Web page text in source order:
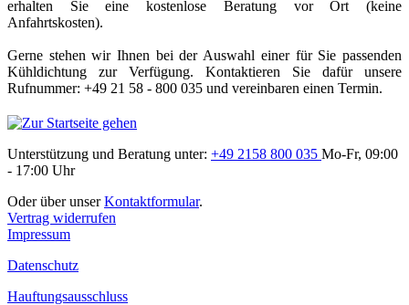
erhalten Sie eine kostenlose Beratung vor Ort (keine
Anfahrtskosten).
Gerne stehen wir Ihnen bei der Auswahl einer für Sie passenden
Kühldichtung zur Verfügung. Kontaktieren Sie dafür unsere
Rufnummer: +49 21 58 - 800 035 und vereinbaren einen Termin.
Unterstützung und Beratung unter: +49 2158 800 035 Mo-Fr, 09:00
- 17:00 Uhr
Oder über unserKontaktformular.
Vertrag widerrufen
Impressum
Datenschutz
Hauftungsausschluss